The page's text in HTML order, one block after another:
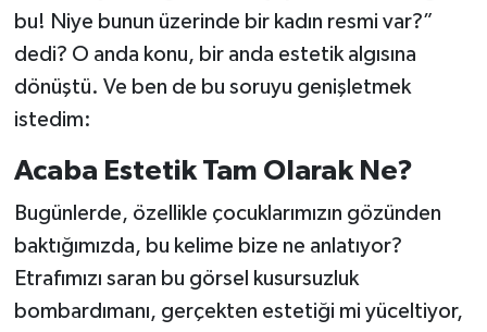
bu! Niye bunun üzerinde bir kadın resmi var?”
dedi? O anda konu, bir anda estetik algısına
dönüştü. Ve ben de bu soruyu genişletmek
istedim:
Acaba Estetik Tam Olarak Ne?
Bugünlerde, özellikle çocuklarımızın gözünden
baktığımızda, bu kelime bize ne anlatıyor?
Etrafımızı saran bu görsel kusursuzluk
bombardımanı, gerçekten estetiği mi yüceltiyor,